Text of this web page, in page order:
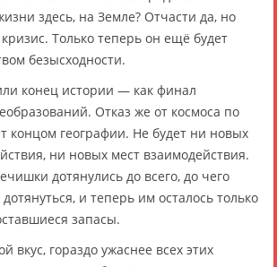
здесь, на Земле? Отчасти да, но
Только теперь он ещё будет
безысходности.
конец истории — как финал
Отказ же от космоса по
концом географии. Не будет ни новых
ни новых мест взаимодействия.
дотянулись до всего, до чего
и теперь им осталось только
запасы.
вкус, гораздо ужаснее всех этих